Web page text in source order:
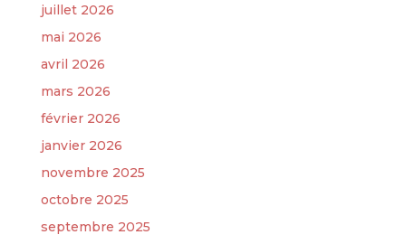
juillet 2026
mai 2026
avril 2026
mars 2026
février 2026
janvier 2026
novembre 2025
octobre 2025
septembre 2025